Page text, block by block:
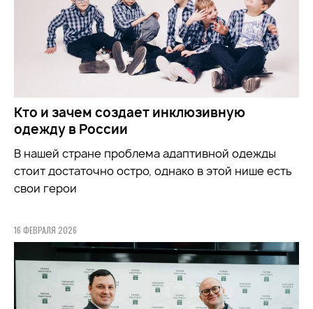
Кто и зачем создает инклюзивную
одежду в России
В нашей стране проблема адаптивной одежды
стоит достаточно остро, однако в этой нише есть
свои герои
16 ФЕВРАЛЯ 2026